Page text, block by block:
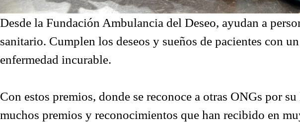
Desde la Fundación Ambulancia del Deseo, ayudan a
sanitario. Cumplen los deseos y sueños de pacientes con
enfermedad incurable.
Con estos premios, donde se reconoce a otras ONGs por
muchos premios y reconocimientos que han recibido en